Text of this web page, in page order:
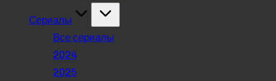
Сериалы
Все сериалы
2024
2025